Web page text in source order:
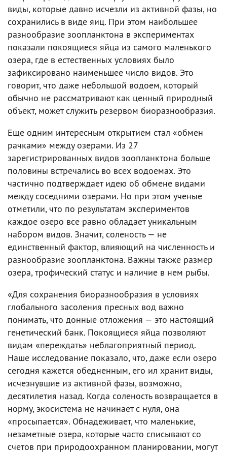
виды, которые давно исчезли из активной фазы, но
сохранились в виде яиц. При этом наибольшее
разнообразие зоопланктона в экспериментах
показали покоящиеся яйца из самого маленького
озера, где в естественных условиях было
зафиксировано наименьшее число видов. Это
говорит, что даже небольшой водоем, который
обычно не рассматривают как ценный природный
объект, может служить резервом биоразнообразия.
Еще одним интересным открытием стал «обмен
рачками» между озерами. Из 27
зарегистрированных видов зоопланктона больше
половины встречались во всех водоемах. Это
частично подтверждает идею об обмене видами
между соседними озерами. Но при этом ученые
отметили, что по результатам экспериментов
каждое озеро все равно обладает уникальным
набором видов. Значит, соленость — не
единственный фактор, влияющий на численность и
разнообразие зоопланктона. Важны также размер
озера, трофический статус и наличие в нем рыбы.
«Для сохранения биоразнообразия в условиях
глобального засоления пресных вод важно
понимать, что донные отложения — это настоящий
генетический банк. Покоящиеся яйца позволяют
видам «переждать» неблагоприятный период.
Наше исследование показало, что, даже если озеро
сегодня кажется обедненным, его ил хранит виды,
исчезнувшие из активной фазы, возможно,
десятилетия назад. Когда соленость возвращается в
норму, экосистема не начинает с нуля, она
«просыпается». Обнадеживает, что маленькие,
незаметные озера, которые часто списывают со
счетов при природоохранном планировании, могут